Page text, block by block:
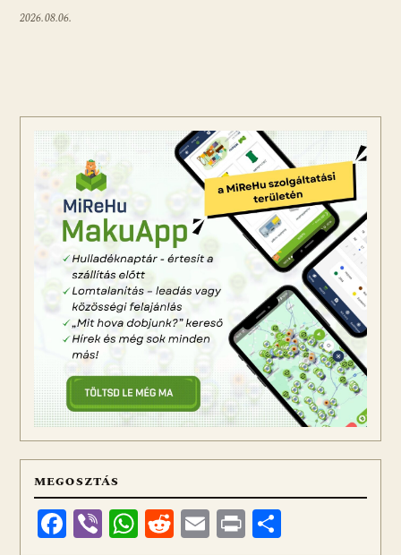
2026.08.06.
MEGOSZTÁS
Facebook
ViberWhatsApp
Reddit
Email
Print